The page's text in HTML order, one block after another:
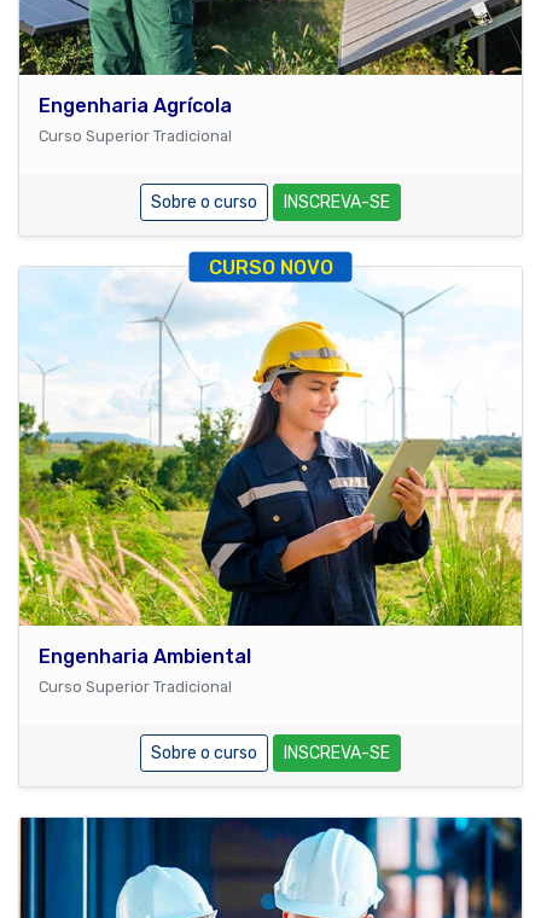
Engenharia Agrícola
Curso Superior Tradicional
Sobre o curso INSCREVA-SE
CURSO NOVO
Engenharia Ambiental
Curso Superior Tradicional
Sobre o curso INSCREVA-SE